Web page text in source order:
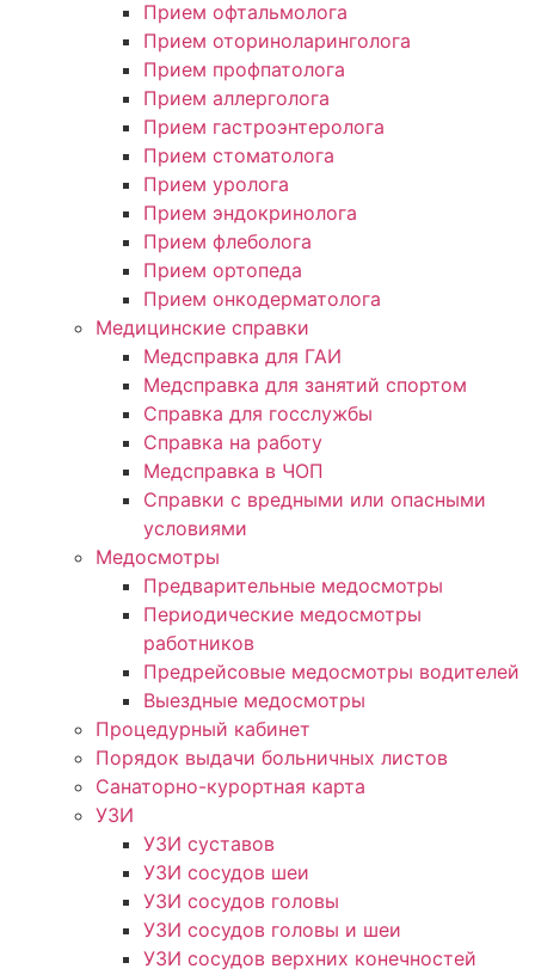
Прием офтальмолога
Прием оториноларинголога
Прием профпатолога
Прием аллерголога
Прием гастроэнтеролога
Прием стоматолога
Прием уролога
Прием эндокринолога
Прием флеболога
Прием ортопеда
Прием онкодерматолога
Медицинские справки
Медсправка для ГАИ
Медсправка для занятий спортом
Справка для госслужбы
Справка на работу
Медсправка в ЧОП
Справки с вредными или опасными
условиями
Медосмотры
Предварительные медосмотры
Периодические медосмотры
работников
Предрейсовые медосмотры водителей
Выездные медосмотры
Процедурный кабинет
Порядок выдачи больничных листов
Санаторно-курортная карта
УЗИ
УЗИ суставов
УЗИ сосудов шеи
УЗИ сосудов головы
УЗИ сосудов головы и шеи
УЗИ сосудов верхних конечностей